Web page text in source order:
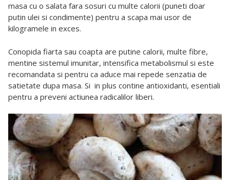
masa cu o salata fara sosuri cu multe calorii (puneti doar
putin ulei si condimente) pentru a scapa mai usor de
kilogramele in exces.
Conopida fiarta sau coapta are putine calorii, multe fibre,
mentine sistemul imunitar, intensifica metabolismul si este
recomandata si pentru ca aduce mai repede senzatia de
satietate dupa masa. Si in plus contine antioxidanti, esentiali
pentru a preveni actiunea radicalilor liberi.